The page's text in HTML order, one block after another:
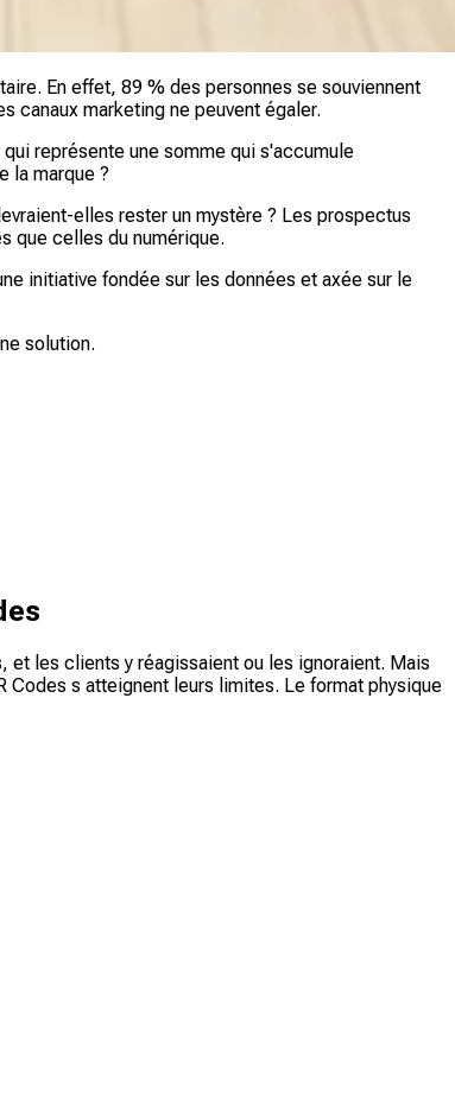
En effet, 89 % des personnes se souviennent
canaux marketing ne peuvent égaler.
représente une somme qui s'accumule
la marque ?
elles rester un mystère ? Les prospectus
que celles du numérique.
initiative fondée sur les données et axée sur le
solution.
et les clients y réagissaient ou les ignoraient. Mais
Codes s atteignent leurs limites. Le format physique